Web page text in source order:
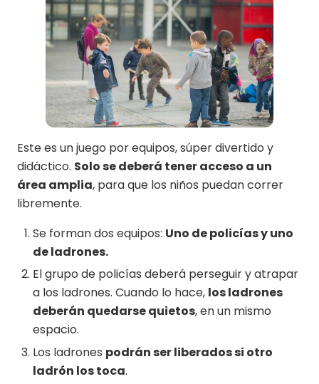
Este es un juego por equipos, súper divertido y
didáctico. Solo se deberá tener acceso a un
área amplia, para que los niños puedan correr
libremente.
Se forman dos equipos: Uno de policías y uno
de ladrones.
El grupo de policías deberá perseguir y atrapar
a los ladrones. Cuando lo hace, los ladrones
deberán quedarse quietos, en un mismo
espacio.
Los ladrones podrán ser liberados si otro
ladrón los toca.